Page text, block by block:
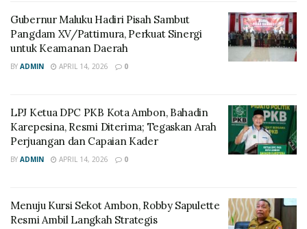
Gubernur Maluku Hadiri Pisah Sambut
Pangdam XV/Pattimura, Perkuat Sinergi
untuk Keamanan Daerah
BY ADMIN APRIL 14, 2026 0
LPJ Ketua DPC PKB Kota Ambon, Bahadin
Karepesina, Resmi Diterima; Tegaskan Arah
Perjuangan dan Capaian Kader
BY ADMIN APRIL 14, 2026 0
Menuju Kursi Sekot Ambon, Robby Sapulette
Resmi Ambil Langkah Strategis